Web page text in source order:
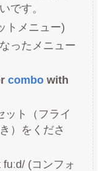
です。
トメニュー)
ったメニュー
combowith
ット（フライ
）をくださ
fuːd/ (コンフォ